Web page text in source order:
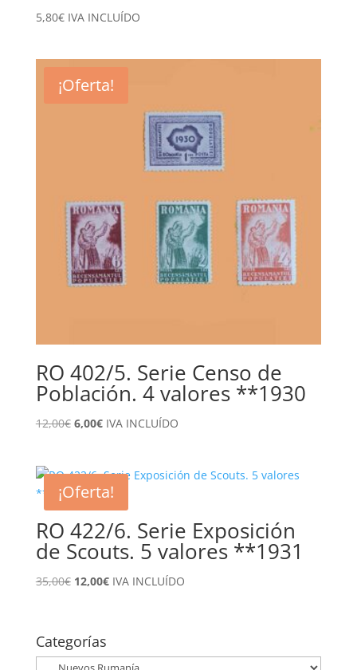
5,80€ IVA INCLUÍDO
¡Oferta!
RO 402/5. Serie Censo de
Población. 4 valores **1930
12,00€ El
era:
12,00€.
6,00€El
es:
6,00€.
IVA INCLUÍDO
¡Oferta!
RO 422/6. Serie Exposición
de Scouts. 5 valores **1931
35,00€ El
era:
35,00€.
12,00€El
12,00€.
IVA INCLUÍDO
Categorías